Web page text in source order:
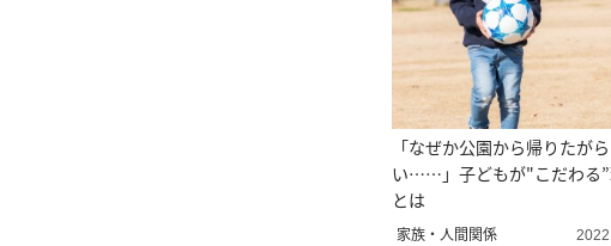
「なぜか公園から帰りたが
い……」子どもが"こだわる
とは
家族・人間関係